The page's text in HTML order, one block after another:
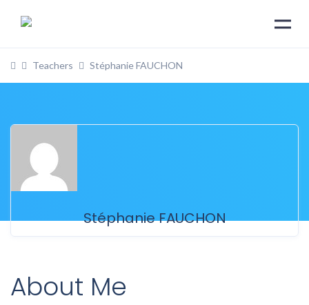
Teachers Stéphanie FAUCHON
Stéphanie FAUCHON
About Me